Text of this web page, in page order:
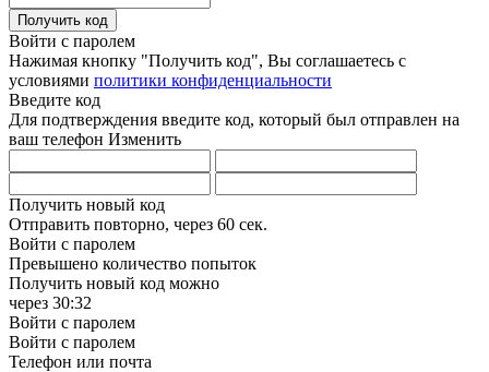
Получить код
Войти с паролем
Нажимая кнопку "Получить код", Вы соглашаетесь с
условиями политики конфиденциальности
Введите код
Для подтверждения введите код, который был отправлен на
ваш телефон Изменить
Получить новый код
Отправить повторно, через 60 сек.
Войти с паролем
Превышено количество попыток
Получить новый код можно
через 30:32
Войти с паролем
Войти с паролем
Телефон или почта